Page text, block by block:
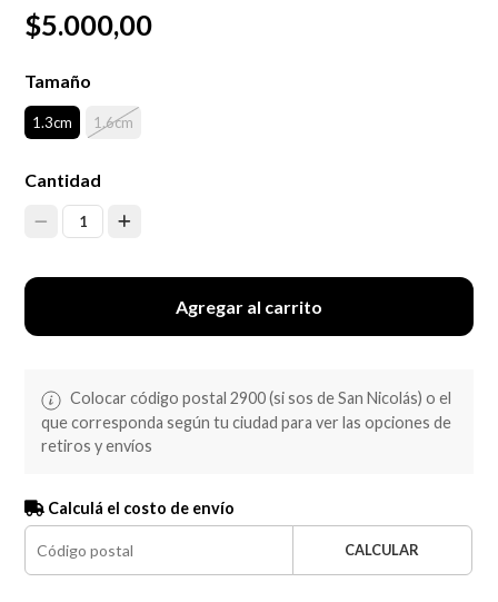
$5.000,00
Tamaño
1.3cm 1.6cm
Cantidad
1
Agregar al carrito
Colocar código postal 2900 (si sos de San Nicolás) o el
que corresponda según tu ciudad para ver las opciones de
retiros y envíos
Calculá el costo de envío
CALCULAR